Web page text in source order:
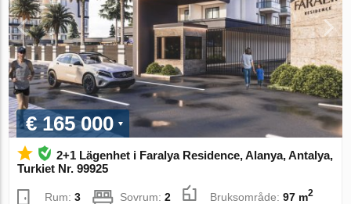
€ 165 000
2+1 Lägenhet i Faralya Residence, Alanya, Antalya,
Turkiet Nr. 99925
Rum:3 Sovrum:2 Bruksområde:97 m2